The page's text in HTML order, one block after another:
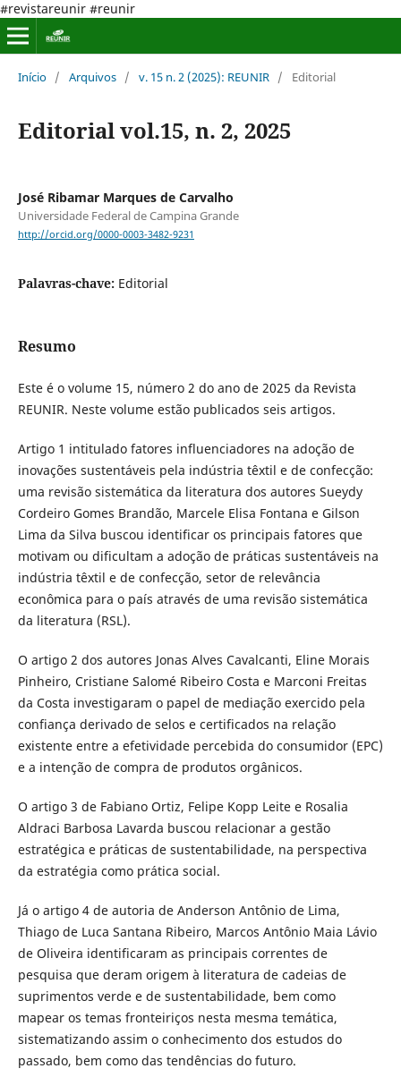
#revistareunir #reunir
Início / Arquivos / v. 15 n. 2 (2025): REUNIR / Editorial
Editorial vol.15, n. 2, 2025
José Ribamar Marques de Carvalho
Universidade Federal de Campina Grande
http://orcid.org/0000-0003-3482-9231
Palavras-chave: Editorial
Resumo
Este é o volume 15, número 2 do ano de 2025 da Revista
REUNIR. Neste volume estão publicados seis artigos.
Artigo 1 intitulado fatores influenciadores na adoção de
inovações sustentáveis pela indústria têxtil e de confecção:
uma revisão sistemática da literatura dos autores Sueydy
Cordeiro Gomes Brandão, Marcele Elisa Fontana e Gilson
Lima da Silva buscou identificar os principais fatores que
motivam ou dificultam a adoção de práticas sustentáveis na
indústria têxtil e de confecção, setor de relevância
econômica para o país através de uma revisão sistemática
da literatura (RSL).
O artigo 2 dos autores Jonas Alves Cavalcanti, Eline Morais
Pinheiro, Cristiane Salomé Ribeiro Costa e Marconi Freitas
da Costa investigaram o papel de mediação exercido pela
confiança derivado de selos e certificados na relação
existente entre a efetividade percebida do consumidor (EPC)
e a intenção de compra de produtos orgânicos.
O artigo 3 de Fabiano Ortiz, Felipe Kopp Leite e Rosalia
Aldraci Barbosa Lavarda buscou relacionar a gestão
estratégica e práticas de sustentabilidade, na perspectiva
da estratégia como prática social.
Já o artigo 4 de autoria de Anderson Antônio de Lima,
Thiago de Luca Santana Ribeiro, Marcos Antônio Maia Lávio
de Oliveira identificaram as principais correntes de
pesquisa que deram origem à literatura de cadeias de
suprimentos verde e de sustentabilidade, bem como
mapear os temas fronteiriços nesta mesma temática,
sistematizando assim o conhecimento dos estudos do
passado, bem como das tendências do futuro.